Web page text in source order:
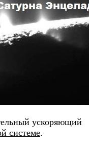
ускоряющий
системе.